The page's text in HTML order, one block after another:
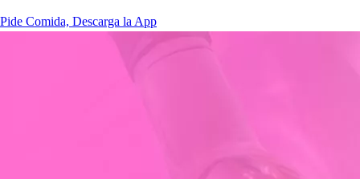
Pide Comida, Descarga la App